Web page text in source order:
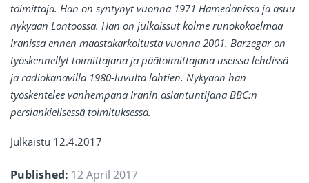
toimittaja. Hän on syntynyt vuonna 1971 Hamedanissa ja asuu
nykyään Lontoossa. Hän on julkaissut kolme runokokoelmaa
Iranissa ennen maastakarkoitusta vuonna 2001. Barzegar on
työskennellyt toimittajana ja päätoimittajana useissa lehdissä
ja radiokanavilla 1980-luvulta lähtien. Nykyään hän
työskentelee vanhempana Iranin asiantuntijana BBC:n
persiankielisessä toimituksessa.
Julkaistu 12.4.2017
Published: 12 April 2017